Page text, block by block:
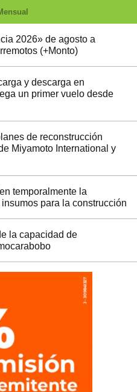
2026» de agosto a
(+Monto)
y descarga en
un primer vuelo desde
de reconstrucción
Miyamoto International y
temporalmente la
para la construcción
la capacidad de